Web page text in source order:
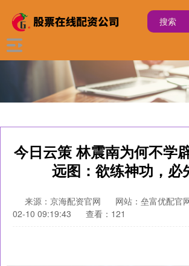
今日云策 林震南为何不学
远图：欲练神功，必
来源：京海配资官网 网站：垒富优配官
02-10 09:19:43
查看：121